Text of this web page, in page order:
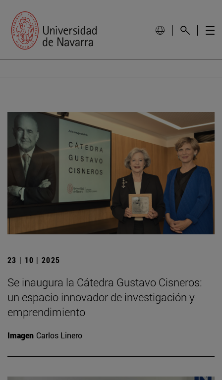
23 | 10 | 2025
Se inaugura la Cátedra Gustavo Cisneros:
un espacio innovador de investigación y
emprendimiento
Imagen Carlos Linero